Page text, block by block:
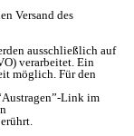
Versand des
ausschließlich auf
verarbeitet. Ein
möglich. Für den
Link im